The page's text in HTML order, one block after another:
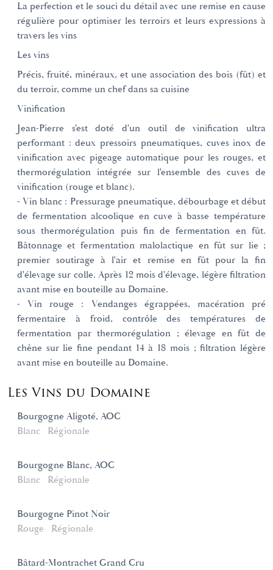
La perfection et le souci du détail avec une remise en cause
régulière pour optimiser les terroirs et leurs expressions à
travers les vins
Les vins
Précis, fruité, minéraux, et une association des bois (fût) et
du terroir, comme un chef dans sa cuisine
Vinification
Jean-Pierre s'est doté d'un outil de vinification ultra
performant : deux pressoirs pneumatiques, cuves inox de
vinification avec pigeage automatique pour les rouges, et
thermorégulation intégrée sur l'ensemble des cuves de
vinification (rouge et blanc).
- Vin blanc : Pressurage pneumatique, débourbage et début
de fermentation alcoolique en cuve à basse température
sous thermorégulation puis fin de fermentation en fût.
Bâtonnage et fermentation malolactique en fût sur lie ;
premier soutirage à l'air et remise en fût pour la fin
d'élevage sur colle. Après 12 mois d'élevage, légère filtration
avant mise en bouteille au Domaine.
- Vin rouge : Vendanges égrappées, macération pré
fermentaire à froid, contrôle des températures de
fermentation par thermorégulation ; élevage en fût de
chêne sur lie fine pendant 14 à 18 mois ; filtration légère
avant mise en bouteille au Domaine.
Les Vins du Domaine
Bourgogne Aligoté, AOC
Blanc
Régionale
Bourgogne Blanc, AOC
Blanc
Régionale
Bourgogne Pinot Noir
Rouge
Régionale
Bâtard-Montrachet Grand Cru